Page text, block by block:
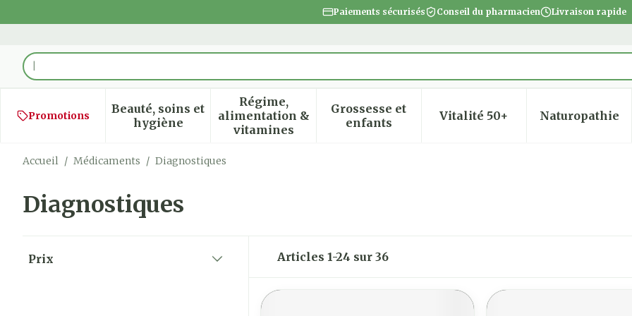
Paiements sécurisés Conseil du pharmacien Livraison rapide
Rechercher
Promotions
Beauté, soins et
hygièneAfficher le sous-menu pour la catégorie Beauté, soins et hygiène
Régime,
alimentation &
vitamines
Afficher le sous-menu pour la catégorie Régime,
Grossesse et
enfantsAfficher le sous-menu pour la catégorie
Vitalité 50+Afficher le sous-menu
Naturopathie
Afficher
Accueil / Médicaments / Diagnostiques
Diagnostiques
Prix
Articles 1-24 sur 36